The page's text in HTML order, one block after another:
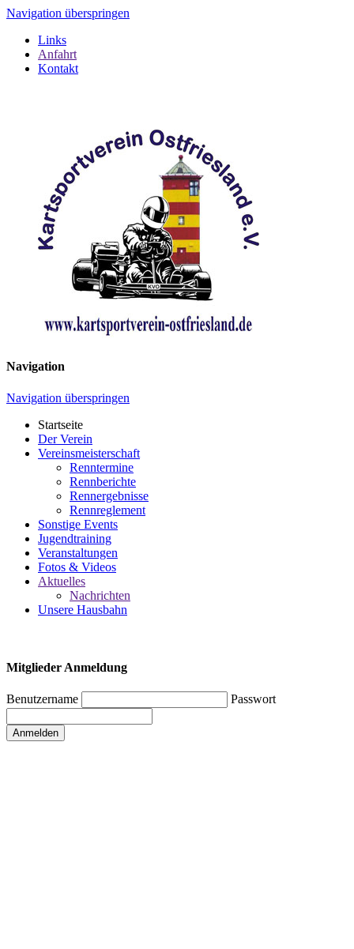
Navigation überspringen
Links
Anfahrt
Kontakt
Navigation
Navigation überspringen
Startseite
Der Verein
Vereinsmeisterschaft
Renntermine
Rennberichte
Rennergebnisse
Rennreglement
Sonstige Events
Jugendtraining
Veranstaltungen
Fotos & Videos
Aktuelles
Nachrichten
Unsere Hausbahn
Mitglieder Anmeldung
Benutzername Passwort